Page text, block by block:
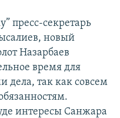
пресс-секретарь
новый
Назарбаев
время для
дела, так как совсем
интересы Санжара